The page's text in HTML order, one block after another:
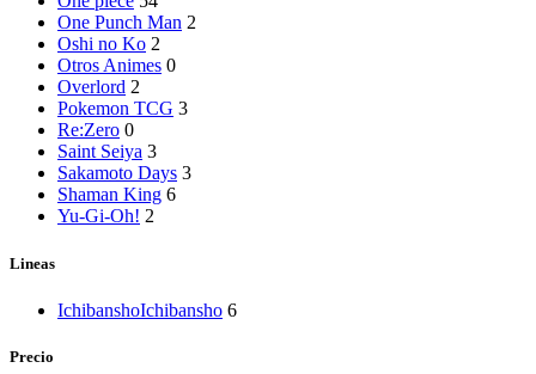
One Punch Man 2
Oshi no Ko 2
Otros Animes 0
Overlord 2
Pokemon TCG 3
Re:Zero 0
Saint Seiya 3
Sakamoto Days 3
Shaman King 6
Yu-Gi-Oh! 2
Lineas
IchibanshoIchibansho 6
Precio